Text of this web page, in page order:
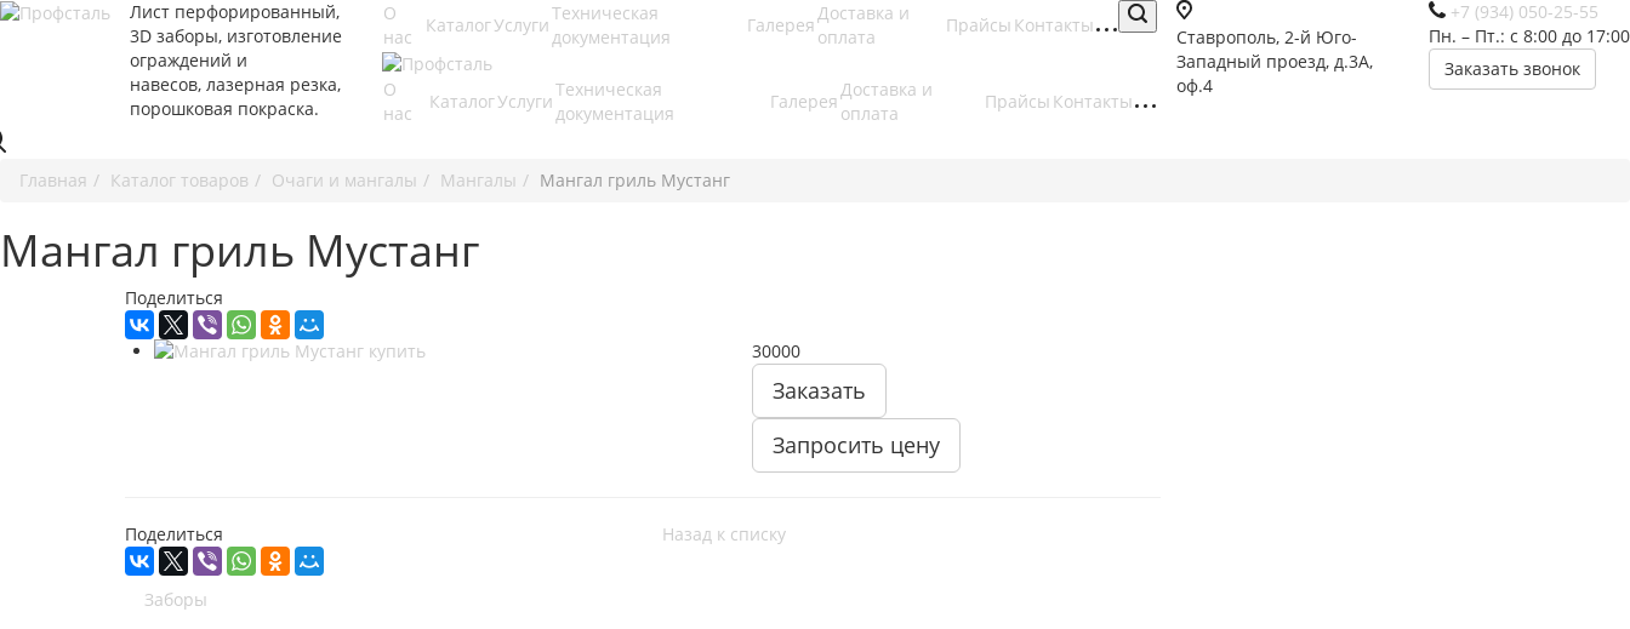
Лист перфорированный,
3D заборы, изготовление
ограждений и
навесов, лазерная резка,
порошковая покраска.
+7 (934) 050-25-55
Пн. – Пт.: с 8:00 до 17:00
Заказать звонок
Ставрополь, 2-й Юго-
Западный проезд, д.3А,
оф.4
О
нас
КаталогУслуги
Техническая
документация
Галерея
Доставка и
оплата
Прайсы Контакты
О
нас
КаталогУслуги
Техническая
документация
Галерея
Доставка и
оплата
Прайсы Контакты
Главная Каталог товаров Очаги и мангалы Мангалы Мангал гриль Мустанг
Мангал гриль Мустанг
Поделиться
30000
Заказать
Запросить цену
Поделиться Назад к списку
Заборы